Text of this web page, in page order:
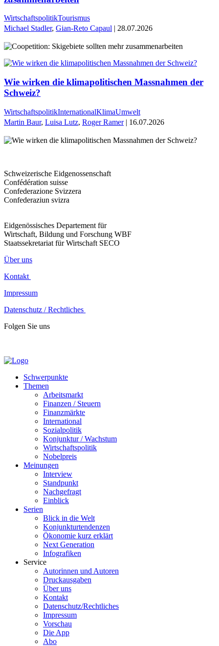
WirtschaftspolitikTourismus
Michael Stadler, Gian-Reto Capaul | 28.07.2026
Wie wirken die klimapolitischen Massnahmen der
Schweiz?
WirtschaftspolitikInternationalKlimaUmwelt
Martin Baur, Luisa Lutz, Roger Ramer| 16.07.2026
Schweizerische Eidgenossenschaft
Confédération suisse
Confederazione Svizzera
Confederaziun svizra
Eidgenössisches Departement für
Wirtschaft, Bildung und Forschung WBF
Staatssekretariat für Wirtschaft SECO
Über uns
Kontakt
Impressum
Datenschutz / Rechtliches
Folgen Sie uns
Schwerpunkte
Themen
Arbeitsmarkt
Finanzen / Steuern
Finanzmärkte
International
Sozialpolitik
Konjunktur / Wachstum
Wirtschaftspolitik
Nobelpreis
Meinungen
Interview
Standpunkt
Nachgefragt
Einblick
Serien
Blick in die Welt
Konjunkturtendenzen
Ökonomie kurz erklärt
Next Generation
Infografiken
Service
Autorinnen und Autoren
Druckausgaben
Über uns
Kontakt
Datenschutz/Rechtliches
Impressum
Vorschau
Die App
Abo